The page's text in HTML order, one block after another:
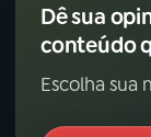
Dê sua
conteúdo
Escolha sua